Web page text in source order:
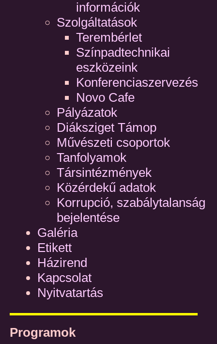
információk
Szolgáltatások
Terembérlet
Színpadtechnikai
eszközeink
Konferenciaszervezés
Novo Cafe
Pályázatok
Diáksziget Támop
Művészeti csoportok
Tanfolyamok
Társintézmények
Közérdekű adatok
Korrupció, szabálytalanság
bejelentése
Galéria
Etikett
Házirend
Kapcsolat
Nyitvatartás
Programok